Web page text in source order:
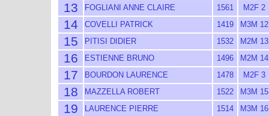
13 FOGLIANI ANNE CLAIRE 1561 M2F 2
14 COVELLI PATRICK 1419 M3M 12
15 PITISI DIDIER 1532 M2M 13
16 ESTIENNE BRUNO 1496 M2M 14
17 BOURDON LAURENCE 1478 M2F 3
18 MAZZELLA ROBERT 1522 M3M 15
19 LAURENCE PIERRE 1514 M3M 16